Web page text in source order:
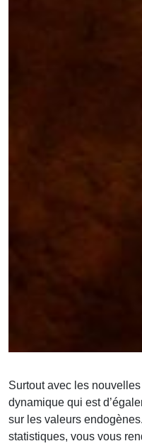
Surtout avec les
dynamique qui est
sur les valeurs
statistiques, vous vous